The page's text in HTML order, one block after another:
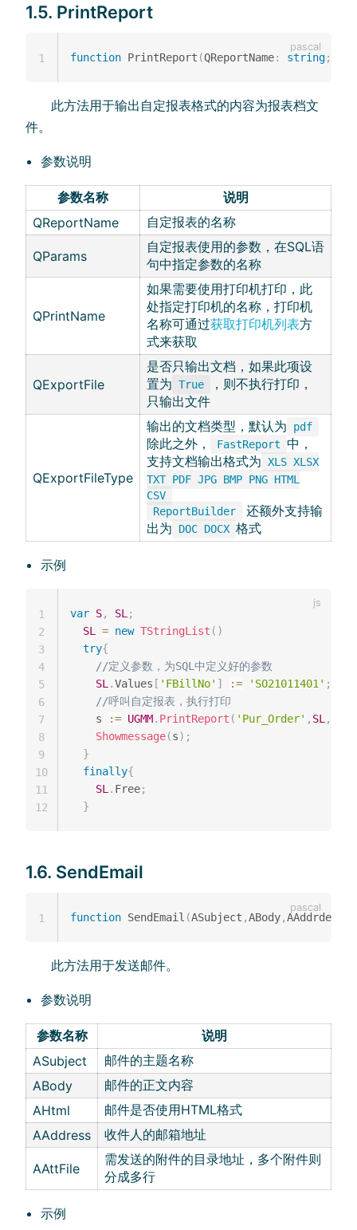
1.5. PrintReport
function PrintReport (QReportName: string;
1
此方法用于输出自定报表格式的内容为报表档文
件。
参数说明
参数名称
说明
QReportName
自定报表的名称
QParams
自定报表使用的参数，在SQL语
句中指定参数的名称
QPrintName
如果需要使用打印机打印，此
处指定打印机的名称，打印机
名称可通过获取打印机列表方
式来获取
QExportFile
是否只输出文档，如果此项设
置为 True
，则不执行打印，
只输出文件
QExportFileType
输出的文档类型，默认为 pdf
除此之外， FastReport 中，
支持文档输出格式为 XLS XLSX
TXT PDF JPG BMP PNG HTML
CSV
ReportBuilder
还额外支持输
出为
DOC DOCX 格式
示例
var S, SL;
SL = new TStringList ( )
try{
//定义参数，
SL.Values [ 'FBillNo' ] := 'SO21011401' ;
//呼叫自定报表，执行打印
    s
:= UGMM. PrintReport ( 'Pur_Order' , SL,
Showmessage(s) ;
}
finally{
SL. Free;
}
1
2
3
4
5
6
7
8
9
10
11
12
1.6. SendEmail
function SendEmail (ASubject ,ABody,AAddrdess
1
此方法用于发送邮件。
参数说明
参数名称
说明
ASubject
邮件的主题名称
ABody
邮件的正文内容
AHtml
邮件是否使用HTML格式
AAddress
收件人的邮箱地址
AAttFile
需发送的附件的目录地址，多个附件则
分成多行
示例